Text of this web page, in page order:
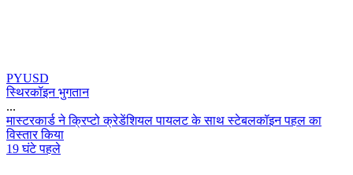
PYUSD
स्थिरकॉइन भुगतान
...
मसटरकर न कपट करडशयल पयलट क सथ सटबलकइन पहल क
वसतर कय
19 घंटे पहले